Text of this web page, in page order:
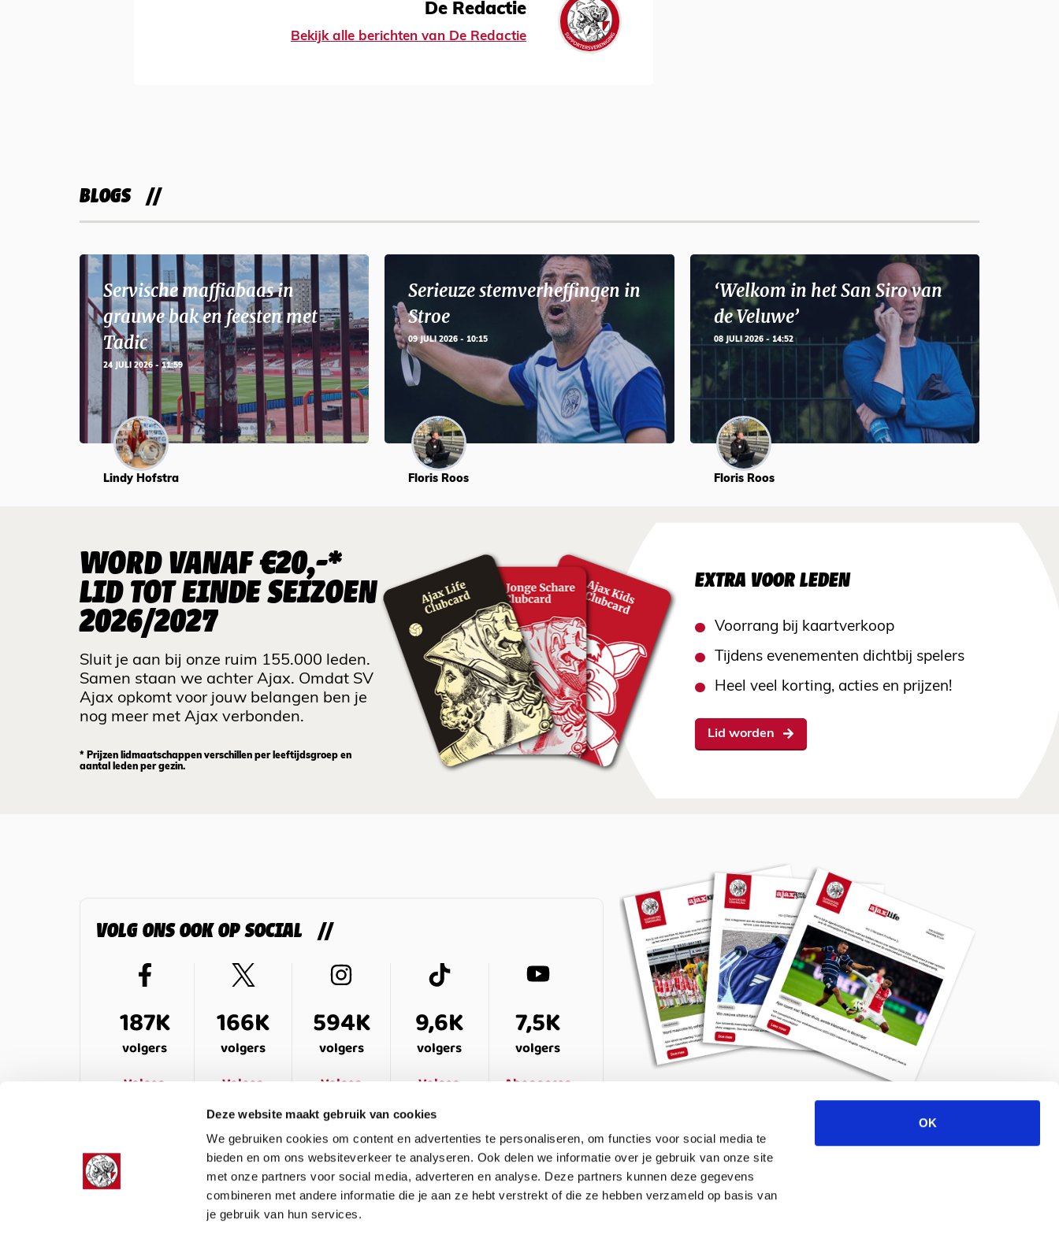
Deze website maakt gebruik van cookies
We gebruiken cookies om content en advertenties te personaliseren, om functies voor social media te
bieden en om ons websiteverkeer te analyseren. Ook delen we informatie over je gebruik van onze site
met onze partners voor social media, adverteren en analyse. Deze partners kunnen deze gegevens
combineren met andere informatie die je aan ze hebt verstrekt of die ze hebben verzameld op basis van
je gebruik van hun services.
OK
De Redactie
Bekijk alle berichten van De Redactie
BLOGS
Servische maffiabaas in
grauwe bak en feesten met
Tadic
24 JULI 2026 - 11:59
Lindy Hofstra
Serieuze stemverheffingen in
Stroe
09 JULI 2026 - 10:15
Floris Roos
‘Welkom in het San Siro van
de Veluwe’
08 JULI 2026 - 14:52
Floris Roos
WORD VANAF €20,-*
LID TOT EINDE SEIZOEN
2026/2027
Sluit je aan bij onze ruim 155.000 leden.
Samen staan we achter Ajax. Omdat SV
Ajax opkomt voor jouw belangen ben je
nog meer met Ajax verbonden.
* Prijzen lidmaatschappen verschillen per leeftijdsgroep en
aantal leden per gezin.
EXTRA VOOR LEDEN
Voorrang bij kaartverkoop
Tijdens evenementen dichtbij spelers
Heel veel korting, acties en prijzen!
Lid worden
VOLG ONS OOK OP SOCIAL
187K
volgers
Volgen
166K
volgers
Volgen
594K
volgers
Volgen
9,6K
volgers
Volgen
7,5K
volgers
Abonneren
Meld je aan voor de nieuwsbrief
OVER ONS VEELGESTELDE VRAGEN